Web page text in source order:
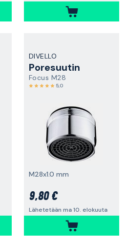
DIVELLO
Poresuutin
Focus M28
5,0
M28x1.0 mm
9,80 €
Lähetetään ma 10. elokuuta